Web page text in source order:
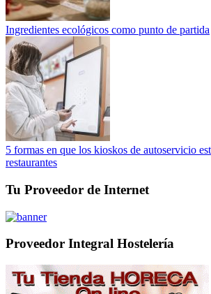
Ingredientes ecológicos como punto de partida
5 formas en que los kioskos de autoservicio
restaurantes
Tu Proveedor de Internet
Proveedor Integral Hostelería